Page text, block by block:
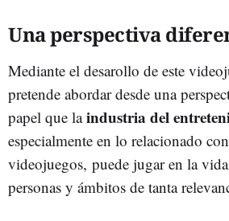
Una perspectiva
Mediante el desarollo de este
pretende abordar desde una
papel que laindustria del
especialmente en lo relacionado
videojuegos, puede jugar en la
personas y ámbitos de tanta